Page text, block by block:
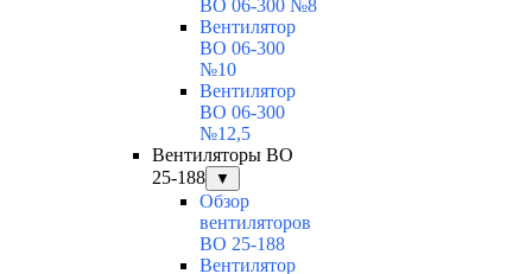
ВО 06-300 №8
Вентилятор
ВО 06-300
№10
Вентилятор
ВО 06-300
№12,5
Вентиляторы ВО
25-188
▼
Обзор
вентиляторов
ВО 25-188
Вентилятор